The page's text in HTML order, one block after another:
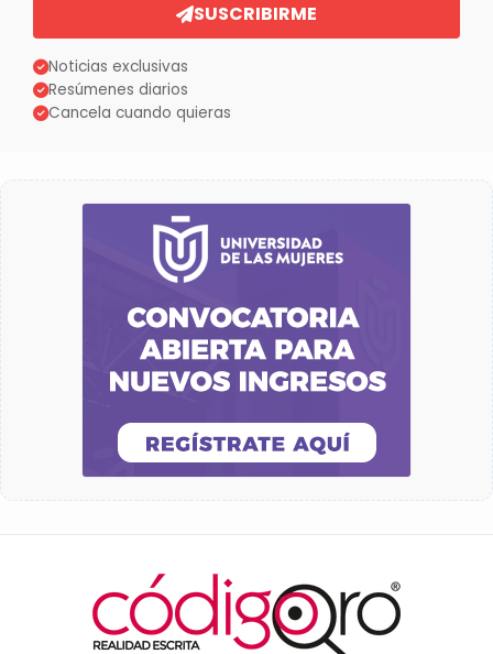
SUSCRIBIRME
Noticias exclusivas
Resúmenes diarios
Cancela cuando quieras